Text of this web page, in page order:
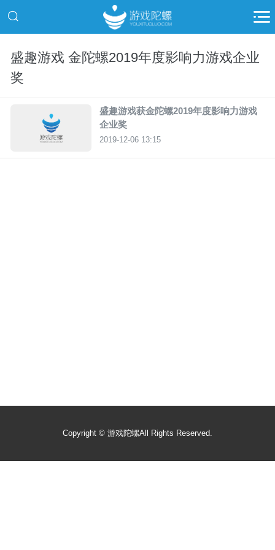
盛趣游戏 金陀螺2019年度影响力游戏企业
奖
盛趣游戏获金陀螺2019年度影响力游戏
企业奖
2019-12-06 13:15
Copyright © 游戏陀螺All Rights Reserved.